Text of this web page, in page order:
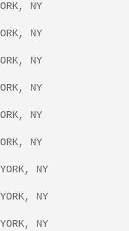
NY
NY
NY
NY
NY
NY
NY
NY
NY